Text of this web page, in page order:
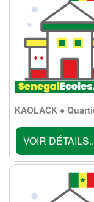
KAOLACK ●
VOIR